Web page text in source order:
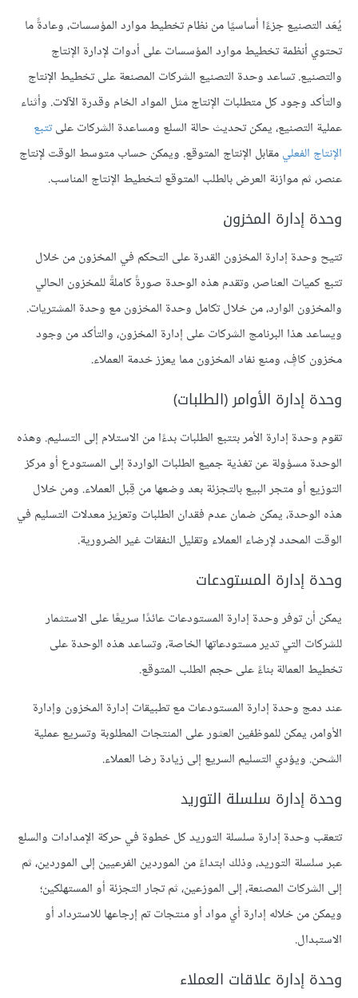
يُعَد التصنيع جزءًا أساسيًا من نظام تخطيط موارد المؤسسات، وعادةً ما
تحتوي أنظمة تخطيط موارد المؤسسات على أدوات لإدارة الإنتاج
والتصنيع. تساعد وحدة التصنيع الشركات المصنعة على تخطيط الإنتاج
والتأكد وجود كل متطلبات الإنتاج مثل المواد الخام وقدرة الآلات. وأثناء
عملية التصنيع، يمكن تحديث حالة السلع ومساعدة الشركات علىتتبع
الإنتاج الفعليمقابل الإنتاج المتوقع. ويمكن حساب متوسط الوقت لإنتاج
عنصر، ثم موازنة العرض بالطلب المتوقع لتخطيط الإنتاج المناسب.
وحدة إدارة المخزون
تتيح وحدة إدارة المخزون القدرة على التحكم في المخزون من خلال
تتبع كميات العناصر، وتقدم هذه الوحدة صورةً كاملةً للمخزون الحالي
والمخزون الوارد، من خلال تكامل وحدة المخزون مع وحدة المشتريات.
ويساعد هذا البرنامج الشركات على إدارة المخزون، والتأكد من وجود
مخزون كافٍ، ومنع نفاد المخزون مما يعزز خدمة العملاء.
وحدة إدارة الأوامر (الطلبات)
تقوم وحدة إدارة الأمر بتتبع الطلبات بدءًا من الاستلام إلى التسليم. وهذه
الوحدة مسؤولة عن تغذية جميع الطلبات الواردة إلى المستودع أو مركز
التوزيع أو متجر البيع بالتجزئة بعد وضعها من قِبل العملاء. ومن خلال
هذه الوحدة، يمكن ضمان عدم فقدان الطلبات وتعزيز معدلات التسليم في
الوقت المحدد لإرضاء العملاء وتقليل النفقات غير الضرورية.
وحدة إدارة المستودعات
يمكن أن توفر وحدة إدارة المستودعات عائدًا سريعًا على الاستثمار
للشركات التي تدير مستودعاتها الخاصة، وتساعد هذه الوحدة على
تخطيط العمالة بناءً على حجم الطلب المتوقع.
عند دمج وحدة إدارة المستودعات مع تطبيقات إدارة المخزون وإدارة
الأوامر، يمكن للموظفين العثور على المنتجات المطلوبة وتسريع عملية
الشحن. ويؤدي التسليم السريع إلى زيادة رضا العملاء.
وحدة إدارة سلسلة التوريد
تتعقب وحدة إدارة سلسلة التوريد كل خطوة في حركة الإمدادات والسلع
عبر سلسلة التوريد، وذلك ابتداءً من الموردين الفرعيين إلى الموردين، ثم
إلى الشركات المصنعة، إلى الموزعين، ثم تجار التجزئة أو المستهلكين؛
ويمكن من خلاله إدارة أي مواد أو منتجات تم إرجاعها للاسترداد أو
الاستبدال.
وحدة إدارة علاقات العملاء